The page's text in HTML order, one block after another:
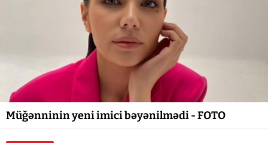
Müğənninin yeni imici bəyənilmədi - FOTO